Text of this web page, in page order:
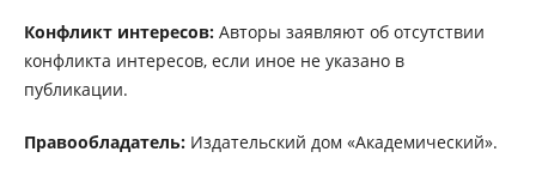
Конфликт интересов:Авторы заявляют об отсутствии
конфликта интересов, если иное не указано в
публикации.
Правообладатель:Издательский дом «Академический».